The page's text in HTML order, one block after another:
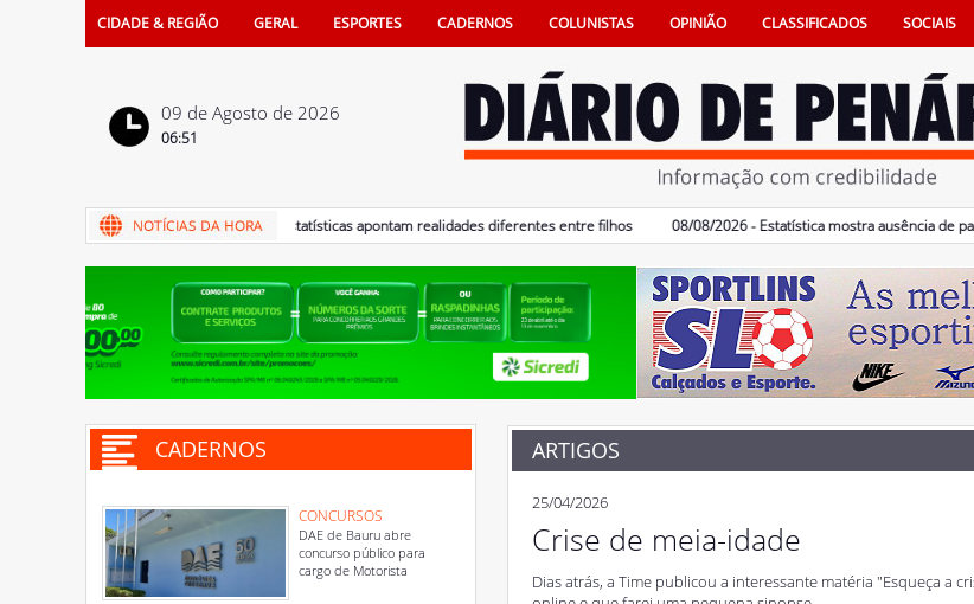
CIDADE & REGIÃO GERAL ESPORTES CADERNOS COLUNISTAS OPINIÃO CLASSIFICADOS SOCIAIS
09 de Agosto de 2026
06:51
09/08/2026 - Dia dos Pais: estatísticas apontam realidades diferentes entre filhos 08/08/2026 - Estatística mostra ausência de pais na
CADERNOS
CONCURSOS
DAE de Bauru abre
concurso público para
cargo de Motorista
ARTIGOS
25/04/2026
Crise de meia-idade
Dias atrás, a Time publicou a interessante matéria "Esqueça a